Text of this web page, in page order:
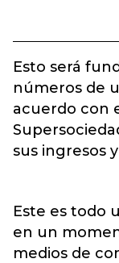
Esto será
números de
acuerdo con
sus ingresos
Este es todo
en un
medios de